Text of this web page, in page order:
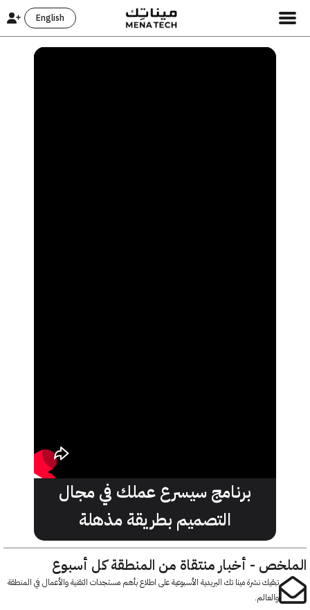
English
برنامج سيسرع عملك في مجال
التصميم بطريقة مذهلة
- أخبار منتقاة من المنطقة كل أسبوع
تبقيك نشرة مينا تك البريدية الأسبوعية على اطلاع بأهم مستجدات التقنية والأعمال في المنطقة
والعالم.